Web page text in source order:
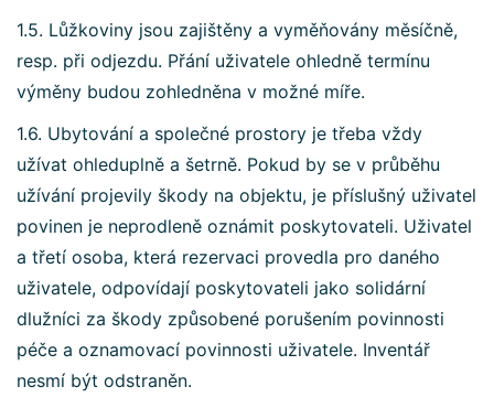
1.5. Lůžkoviny jsou zajištěny a vyměňovány měsíčně,
resp. při odjezdu. Přání uživatele ohledně termínu
výměny budou zohledněna v možné míře.
1.6. Ubytování a společné prostory je třeba vždy
užívat ohleduplně a šetrně. Pokud by se v průběhu
užívání projevily škody na objektu, je příslušný uživatel
povinen je neprodleně oznámit poskytovateli. Uživatel
a třetí osoba, která rezervaci provedla pro daného
uživatele, odpovídají poskytovateli jako solidární
dlužníci za škody způsobené porušením povinnosti
péče a oznamovací povinnosti uživatele. Inventář
nesmí být odstraněn.